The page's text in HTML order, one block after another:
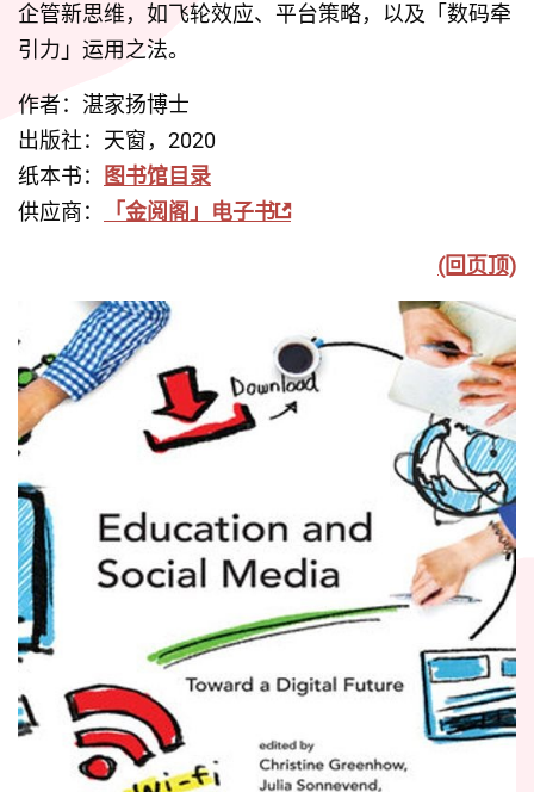
企管新思维，如飞轮效应、平台策略，以及「数码牵
引力」运用之法。
作者：湛家扬博士
出版社：天窗，2020
纸本书： 图书馆目录
供应商：
「金阅阁」电子书
(回页顶)